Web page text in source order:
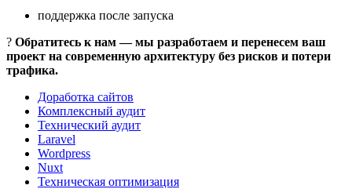
поддержка после запуска
? Обратитесь к нам — мы разработаем и перенесем ваш
проект на современную архитектуру без рисков и потери
трафика.
Доработка сайтов
Комплексный аудит
Технический аудит
Laravel
Wordpress
Nuxt
Техническая оптимизация